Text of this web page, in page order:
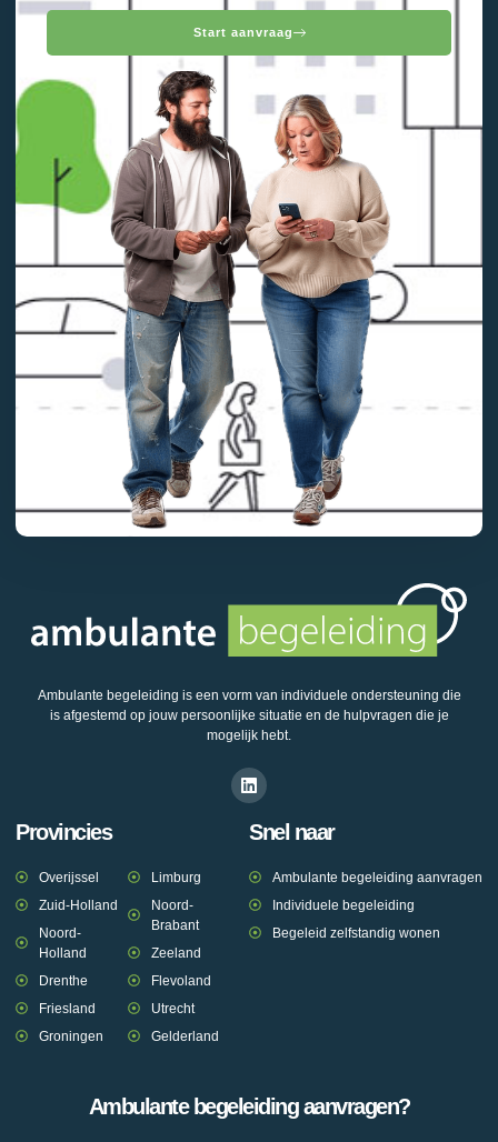
Start aanvraag
Ambulante begeleiding is een vorm van individuele ondersteuning die
is afgestemd op jouw persoonlijke situatie en de hulpvragen die je
mogelijk hebt.
Provincies
Overijssel
Zuid-Holland
Noord-
Holland
Drenthe
Friesland
Groningen
Limburg
Noord-
Brabant
Zeeland
Flevoland
Utrecht
Gelderland
Snel naar
Ambulante begeleiding aanvragen
Individuele begeleiding
Begeleid zelfstandig wonen
Ambulante begeleiding aanvragen?